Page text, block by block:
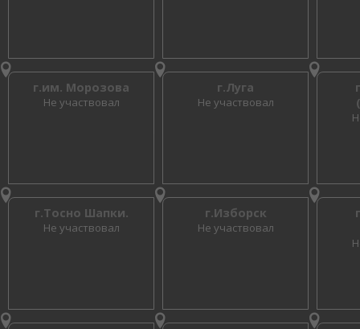
г.им. Морозова
Не участвовал
г.Луга
Не участвовал
г.Тосно Шапки.
Не участвовал
г.Изборск
Не участвовал